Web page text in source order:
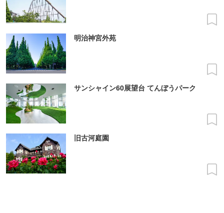
明治神宮外苑
サンシャイン60展望台 てんぼうパーク
旧古河庭園